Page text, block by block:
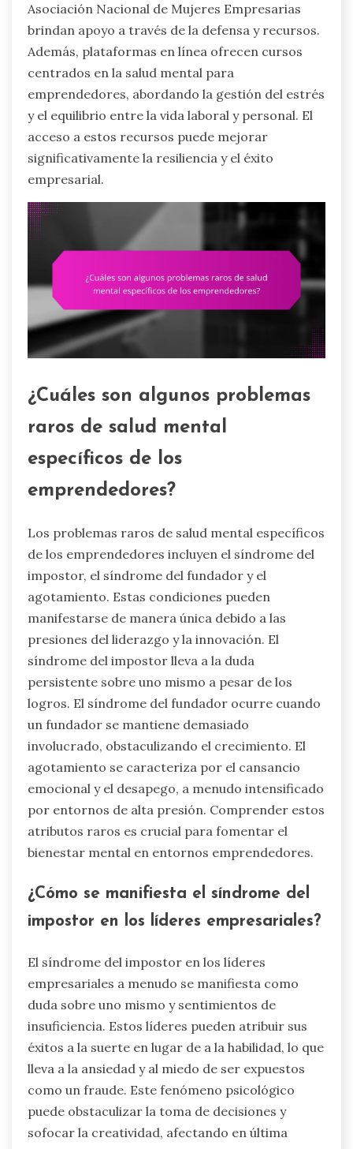
Asociación Nacional de Mujeres Empresarias
brindan apoyo a través de la defensa y recursos.
Además, plataformas en línea ofrecen cursos
centrados en la salud mental para
emprendedores, abordando la gestión del estrés
y el equilibrio entre la vida laboral y personal. El
acceso a estos recursos puede mejorar
significativamente la resiliencia y el éxito
empresarial.
¿Cuáles son algunos problemas
raros de salud mental
específicos de los
emprendedores?
Los problemas raros de salud mental específicos
de los emprendedores incluyen el síndrome del
impostor, el síndrome del fundador y el
agotamiento. Estas condiciones pueden
manifestarse de manera única debido a las
presiones del liderazgo y la innovación. El
síndrome del impostor lleva a la duda
persistente sobre uno mismo a pesar de los
logros. El síndrome del fundador ocurre cuando
un fundador se mantiene demasiado
involucrado, obstaculizando el crecimiento. El
agotamiento se caracteriza por el cansancio
emocional y el desapego, a menudo intensificado
por entornos de alta presión. Comprender estos
atributos raros es crucial para fomentar el
bienestar mental en entornos emprendedores.
¿Cómo se manifiesta el síndrome del
impostor en los líderes empresariales?
El síndrome del impostor en los líderes
empresariales a menudo se manifiesta como
duda sobre uno mismo y sentimientos de
insuficiencia. Estos líderes pueden atribuir sus
éxitos a la suerte en lugar de a la habilidad, lo que
lleva a la ansiedad y al miedo de ser expuestos
como un fraude. Este fenómeno psicológico
puede obstaculizar la toma de decisiones y
sofocar la creatividad, afectando en última